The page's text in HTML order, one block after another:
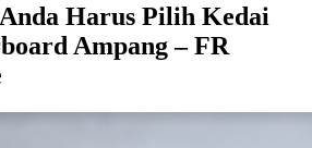
Harus Pilih Kedai
Ampang – FR